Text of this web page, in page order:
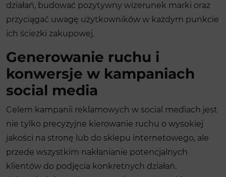
działań, budować pozytywny wizerunek marki oraz
przyciągać uwagę użytkowników w każdym punkcie
ich ścieżki zakupowej.
Generowanie ruchu i
konwersje w kampaniach
social media
Celem kampanii reklamowych w social mediach jest
nie tylko precyzyjne kierowanie ruchu o wysokiej
jakości na stronę lub do sklepu internetowego, ale
przede wszystkim nakłanianie potencjalnych
klientów do podjęcia konkretnych działań.